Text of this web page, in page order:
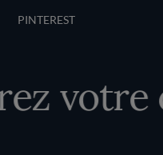
PINTEREST
votre